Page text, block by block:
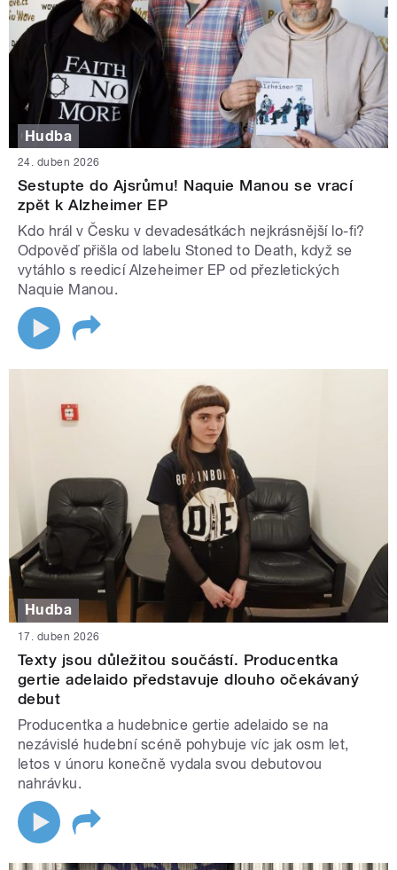
Hudba
24. duben 2026
Sestupte do Ajsrůmu! Naquie Manou se vrací
zpět k Alzheimer EP
Kdo hrál v Česku v devadesátkách nejkrásnější lo-fi?
Odpověď přišla od labelu Stoned to Death, když se
vytáhlo s reedicí Alzeheimer EP od přezletických
Naquie Manou.
Hudba
17. duben 2026
Texty jsou důležitou součástí. Producentka
gertie adelaido představuje dlouho očekávaný
debut
Producentka a hudebnice gertie adelaido se na
nezávislé hudební scéně pohybuje víc jak osm let,
letos v únoru konečně vydala svou debutovou
nahrávku.